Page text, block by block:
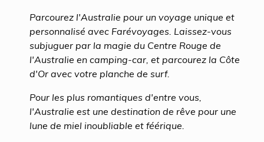
Parcourez l'Australie pour un voyage unique et
personnalisé avec Farévoyages. Laissez-vous
subjuguer par la magie du Centre Rouge de
l'Australie en camping-car, et parcourez la Côte
d'Or avec votre planche de surf.
Pour les plus romantiques d'entre vous,
l'Australie est une destination de rêve pour une
lune de miel inoubliable et féérique.